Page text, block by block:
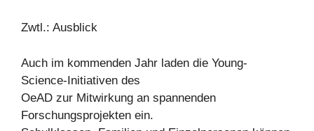
Zwtl.: Ausblick
Auch im kommenden Jahr laden die Young-
Science-Initiativen des
OeAD zur Mitwirkung an spannenden
Forschungsprojekten ein.